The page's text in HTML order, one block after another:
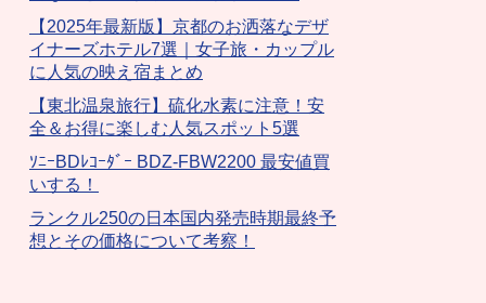
【2025年最新版】京都のお洒落なデザ
イナーズホテル7選｜女子旅・カップル
に人気の映え宿まとめ
【東北温泉旅行】硫化水素に注意！安
全＆お得に楽しむ人気スポット5選
ｿﾆｰBDﾚｺｰﾀﾞｰ BDZ-FBW2200 最安値買
いする！
ランクル250の日本国内発売時期最終予
想とその価格について考察！